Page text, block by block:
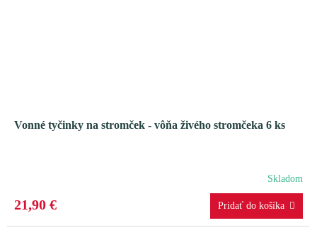
Vonné tyčinky na stromček - vôňa živého stromčeka 6 ks
Skladom
21,90 €